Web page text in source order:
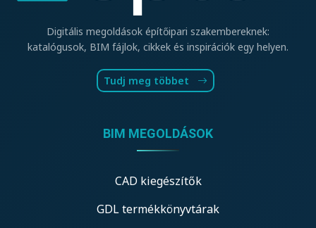
Digitális megoldások építőipari szakembereknek:
katalógusok, BIM fájlok, cikkek és inspirációk egy helyen.
Tudj meg többet
BIM MEGOLDÁSOK
CAD kiegészítők
GDL termékkönyvtárak